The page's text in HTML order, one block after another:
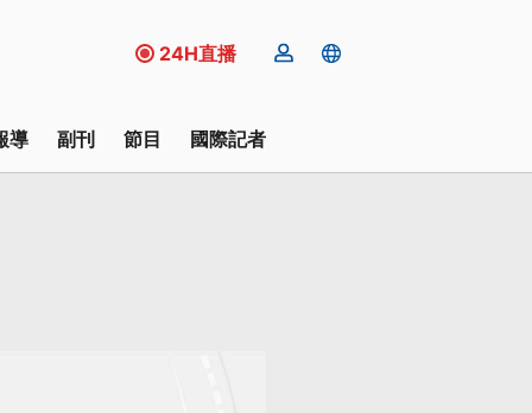
24H直播
導 副刊 節目 國際記者